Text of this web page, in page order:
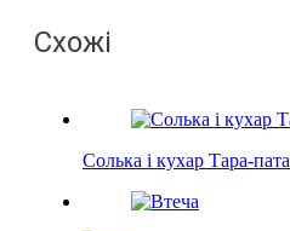
Схожі
Солька і кухар Тара-пата